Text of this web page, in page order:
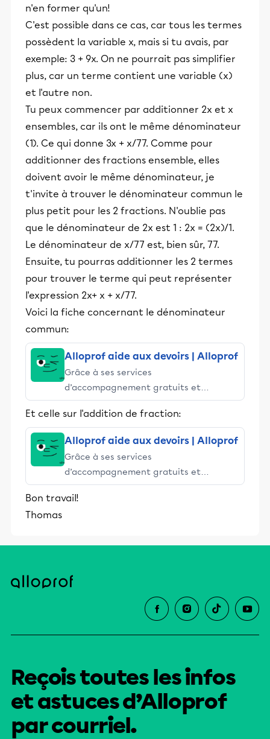
n'en former qu'un!
C'est possible dans ce cas, car tous les termes
possèdent la variable x, mais si tu avais, par
exemple: 3 + 9x. On ne pourrait pas simplifier
plus, car un terme contient une variable (x)
et l'autre non.
Tu peux commencer par additionner 2x et x
ensembles, car ils ont le même dénominateur
(1). Ce qui donne 3x + x/77. Comme pour
additionner des fractions ensemble, elles
doivent avoir le même dénominateur, je
t'invite à trouver le dénominateur commun le
plus petit pour les 2 fractions. N'oublie pas
que le dénominateur de 2x est 1 : 2x = (2x)/1.
Le dénominateur de x/77 est, bien sûr, 77.
Ensuite, tu pourras additionner les 2 termes
pour trouver le terme qui peut représenter
l'expression 2x+ x + x/77.
Voici la fiche concernant le dénominateur
commun:
Alloprof aide aux devoirs | Alloprof
Grâce à ses services
d’accompagnement gratuits et
stimulants, Alloprof engage les élèves
et leurs parents dans la réussite
Et celle sur l'addition de fraction:
Alloprof aide aux devoirs | Alloprof
Grâce à ses services
d’accompagnement gratuits et
stimulants, Alloprof engage les élèves
et leurs parents dans la réussite
Bon travail!
Thomas
Reçois toutes les infos
et astuces d’Alloprof
par courriel.